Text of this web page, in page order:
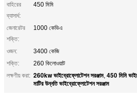
বাহিরের
ব্যাসার্ধ:
450 মিমি
জেনারেটর
শক্তি:
1000 কেভিএ
ওজন:
3400 কেজি
শক্তি:
260 কিলোওয়াট
লক্ষণীয় করা: 260kw ভাইব্রোফ্লোটেশন সরঞ্জাম, 450 মিমি
মাটির উন্নতি ভাইব্রোফ্লোটেশন সরঞ্জাম